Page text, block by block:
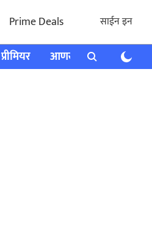
Prime Deals साईन इन
प्रीमियर आणखी राशी भविष्य